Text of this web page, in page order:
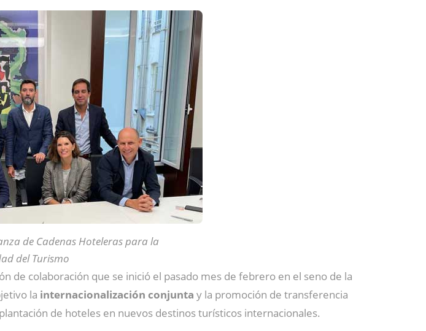
de Cadenas Hoteleras para la
del Turismo
de colaboración que se inició el pasado mes de febrero en el seno de la
la internacionalización conjunta y la promoción de transferencia
de hoteles en nuevos destinos turísticos internacionales.